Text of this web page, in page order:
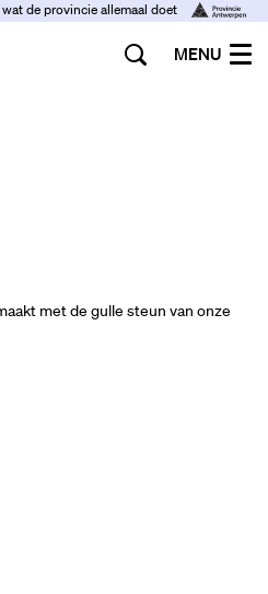
de provincie allemaal doet
MENU
met de gulle steun van onze